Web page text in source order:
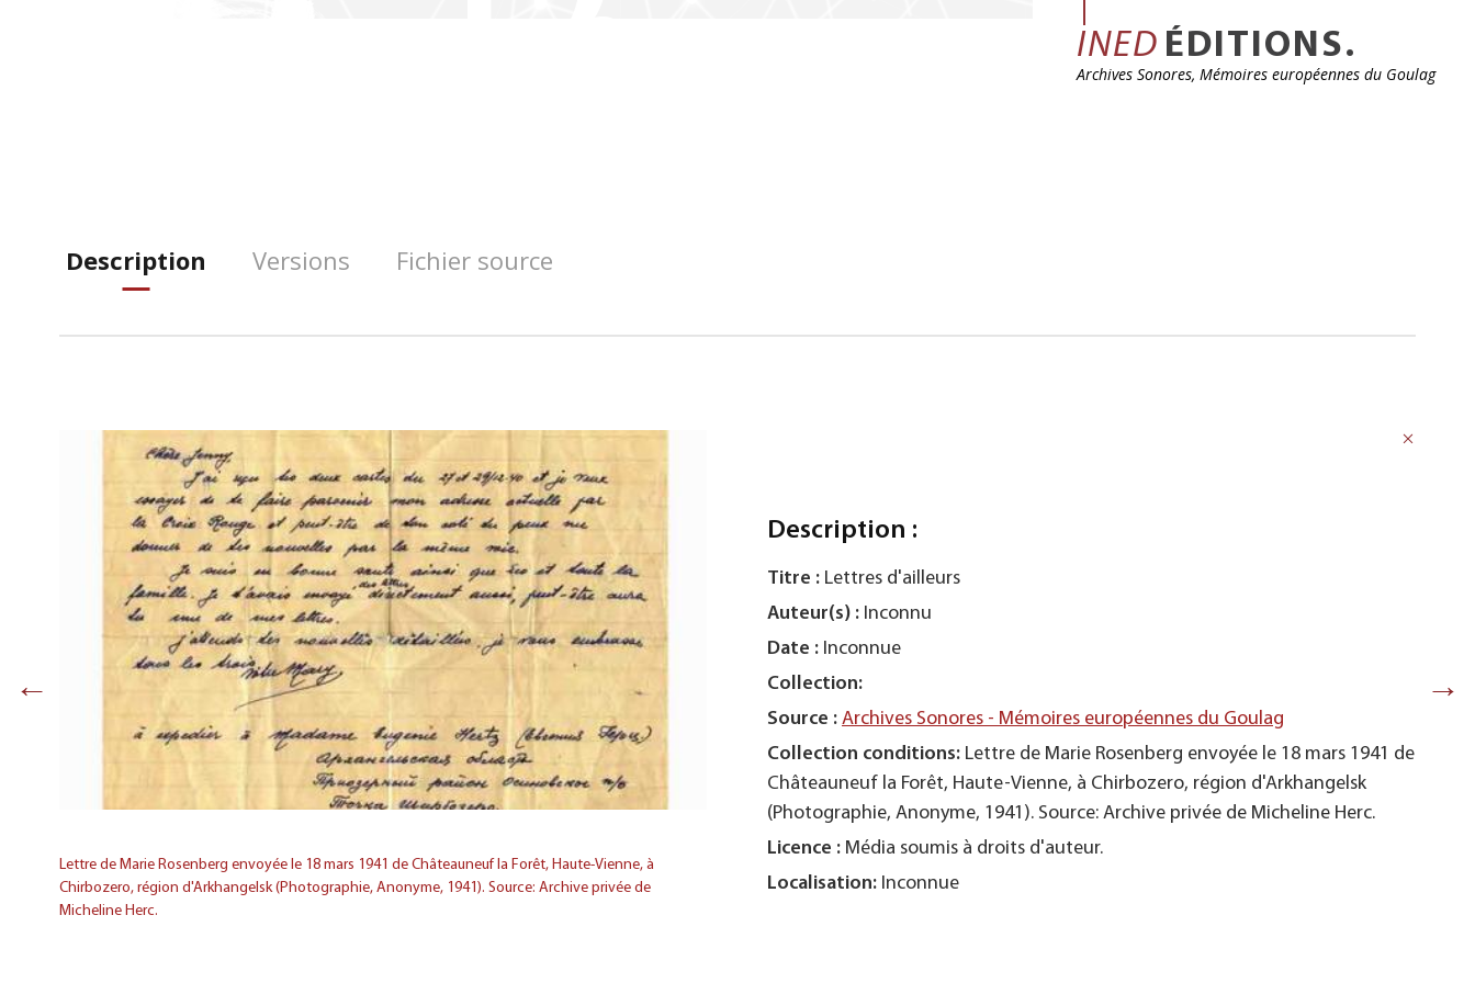
INED ÉDITIONS.
Archives Sonores, Mémoires européennes du Goulag
Description Versions Fichier source
←
Lettre de Marie Rosenberg envoyée le 18 mars 1941 de Châteauneuf la Forêt, Haute-Vienne, à
Chirbozero, région d'Arkhangelsk (Photographie, Anonyme, 1941). Source: Archive privée de
Micheline Herc.
Description :
Titre : Lettres d'ailleurs
Auteur(s) : Inconnu
Date : Inconnue
Collection:
Source : Archives Sonores - Mémoires européennes du Goulag
Collection conditions: Lettre de Marie Rosenberg envoyée le 18 mars 1941 de
Châteauneuf la Forêt, Haute-Vienne, à Chirbozero, région d'Arkhangelsk
(Photographie, Anonyme, 1941). Source: Archive privée de Micheline Herc.
Licence : Média soumis à droits d'auteur.
Localisation: Inconnue
→